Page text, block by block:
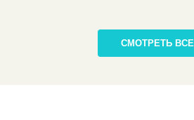
СМОТРЕТЬ ВСЕ